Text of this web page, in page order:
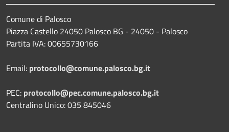
Comune di Palosco
Piazza Castello 24050 Palosco BG - 24050 - Palosco
Partita IVA: 00655730166
Email: protocollo@comune.palosco.bg.it
PEC: protocollo@pec.comune.palosco.bg.it
Centralino Unico: 035 845046